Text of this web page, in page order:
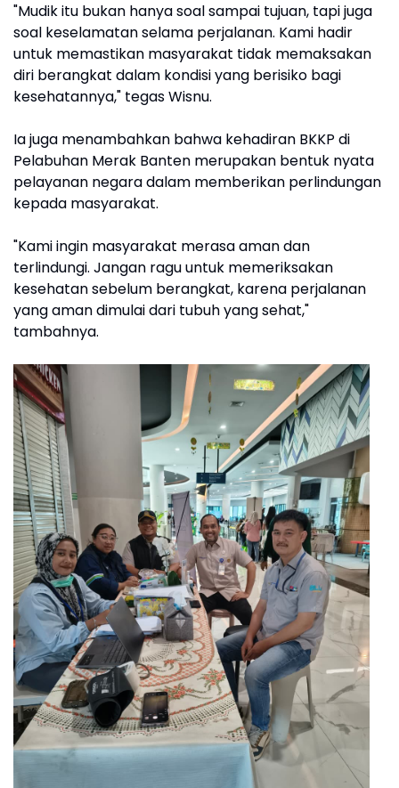
"Mudik itu bukan hanya soal sampai tujuan, tapi juga
soal keselamatan selama perjalanan. Kami hadir
untuk memastikan masyarakat tidak memaksakan
diri berangkat dalam kondisi yang berisiko bagi
kesehatannya," tegas Wisnu.
Ia juga menambahkan bahwa kehadiran BKKP di
Pelabuhan Merak Banten merupakan bentuk nyata
pelayanan negara dalam memberikan perlindungan
kepada masyarakat.
"Kami ingin masyarakat merasa aman dan
terlindungi. Jangan ragu untuk memeriksakan
kesehatan sebelum berangkat, karena perjalanan
yang aman dimulai dari tubuh yang sehat,"
tambahnya.